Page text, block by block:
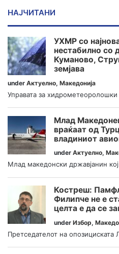
НАЈЧИТАНИ
УХМР со
нестабилно со
Куманово,
земјава
under Актуелно, Македонија
Управата за
Млад
враќаат од
владиниот
under Актуелно,
Млад македонски државјанин
Костреш:
Филипче не е
целта е да се
under Избор,
Претседателот на опозициската